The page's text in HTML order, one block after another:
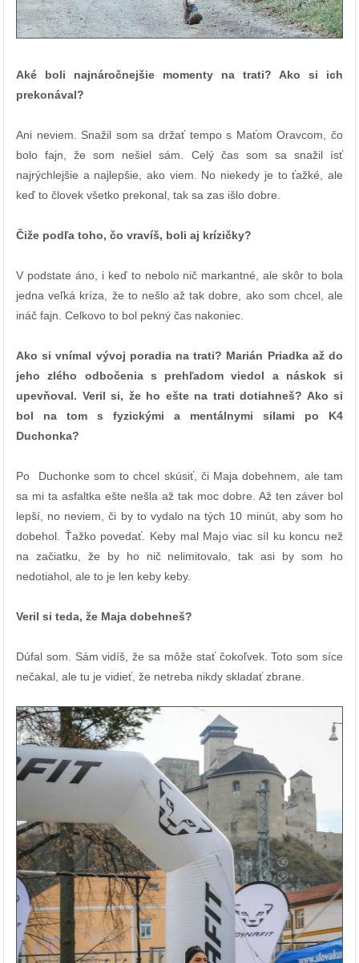
Aké boli najnáročnejšie momenty na trati? Ako si ich
prekonával?
Ani neviem. Snažil som sa držať tempo s Maťom Oravcom, čo
bolo fajn, že som nešiel sám. Celý čas som sa snažil ísť
najrýchlejšie a najlepšie, ako viem. No niekedy je to ťažké, ale
keď to človek všetko prekonal, tak sa zas išlo dobre.
Čiže podľa toho, čo vravíš, boli aj krízičky?
V podstate áno, i keď to nebolo nič markantné, ale skôr to bola
jedna veľká kríza, že to nešlo až tak dobre, ako som chcel, ale
ináč fajn. Celkovo to bol pekný čas nakoniec.
Ako si vnímal vývoj poradia na trati? Marián Priadka až do
jeho zlého odbočenia s prehľadom viedol a náskok si
upevňoval. Veril si, že ho ešte na trati dotiahneš? Ako si
bol na tom s fyzickými a mentálnymi silami po K4
Duchonka?
Po Duchonke som to chcel skúsiť, či Maja dobehnem, ale tam
sa mi ta asfaltka ešte nešla až tak moc dobre. Až ten záver bol
lepší, no neviem, či by to vydalo na tých 10 minút, aby som ho
dobehol. Ťažko povedať. Keby mal Majo viac síl ku koncu než
na začiatku, že by ho nič nelimitovalo, tak asi by som ho
nedotiahol, ale to je len keby keby.
Veril si teda, že Maja dobehneš?
Dúfal som. Sám vidíš, že sa môže stať čokoľvek. Toto som síce
nečakal, ale tu je vidieť, že netreba nikdy skladať zbrane.